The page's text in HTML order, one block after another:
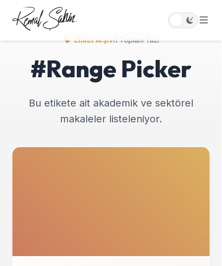
Etiket Arşivi1 Toplam Yazı
#Range Picker
Bu etikete ait akademik ve sektörel
makaleler listeleniyor.